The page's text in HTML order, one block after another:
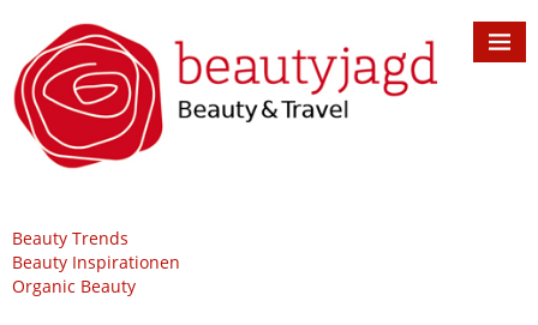
Beauty Trends
Beauty Inspirationen
Organic Beauty